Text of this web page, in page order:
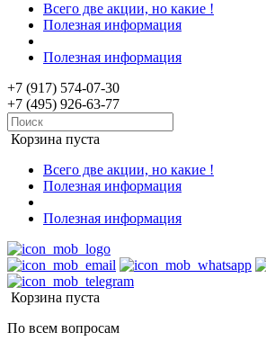
Всего две акции, но какие !
Полезная информация
Полезная информация
+7 (917) 574-07-30
+7 (495) 926-63-77
Корзина пуста
Всего две акции, но какие !
Полезная информация
Полезная информация
Корзина пуста
По всем вопросам